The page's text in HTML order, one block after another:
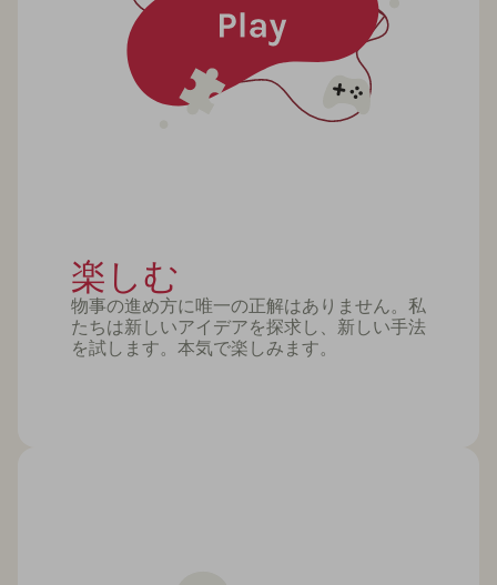
楽しむ
物事の進め方に唯一の正解はありません。私
たちは新しいアイデアを探求し、新しい手法
を試します。本気で楽しみます。